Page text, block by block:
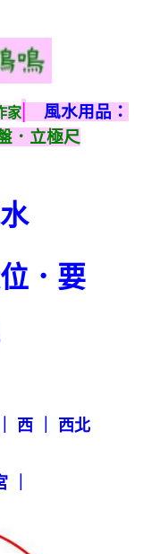
家|
風水用品：
．立極尺
．要
西 西北